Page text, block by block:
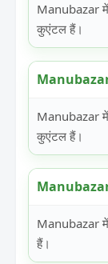
Manubazar में
कुएंटल हैं।
Manubazar
Manubazar
कुएंटल हैं।
Manubazar
Manubazar
हैं।